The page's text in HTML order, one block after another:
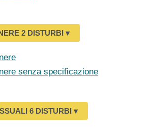
2 DISTURBI ▾
senza specificazione
6 DISTURBI ▾